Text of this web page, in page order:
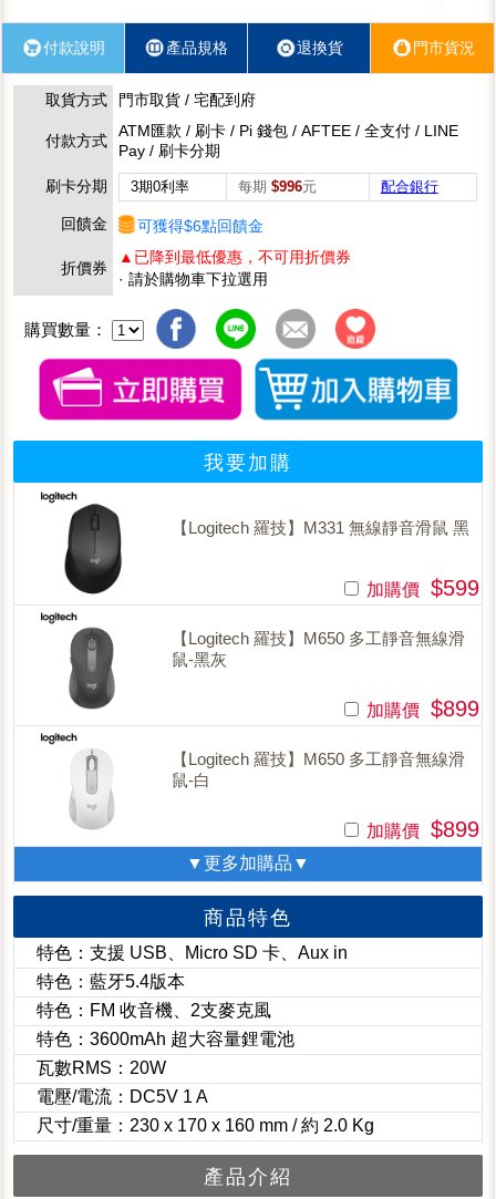
付款說明 產品規格 退換貨 門市貨況
取貨方式 門市取貨 / 宅配到府
付款方式
ATM匯款 / 刷卡 / Pi 錢包 / AFTEE / 全支付 / LINE
Pay / 刷卡分期
刷卡分期
3期0利率 每期 $996元 配合銀行
回饋金 可獲得$6點回饋金
折價券
▲已降到最低優惠，不可用折價券
· 請於購物車下拉選用
購買數量：
我要加購
【Logitech 羅技】M331 無線靜音滑鼠 黑
加購價 $599
【Logitech 羅技】M650 多工靜音無線滑
鼠-黑灰
加購價 $899
【Logitech 羅技】M650 多工靜音無線滑
鼠-白
加購價 $899
▼更多加購品▼
商品特色
特色：支援 USB、Micro SD 卡、Aux in
特色：藍牙5.4版本
特色：FM 收音機、2支麥克風
特色：3600mAh 超大容量鋰電池
瓦數RMS：20W
電壓/電流：DC5V 1 A
尺寸/重量：230 x 170 x 160 mm / 約 2.0 Kg
產品介紹